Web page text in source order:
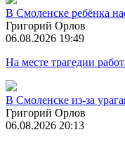
В Смоленске ребёнка
Григорий Орлов
06.08.2026 19:49
На месте трагедии
В Смоленске из-за
Григорий Орлов
06.08.2026 20:13